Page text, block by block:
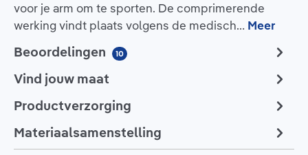
voor je arm om te sporten. De comprimerende
werking vindt plaats volgens de medisch… Meer
Beoordelingen 10
Vind jouw maat
Productverzorging
Materiaalsamenstelling